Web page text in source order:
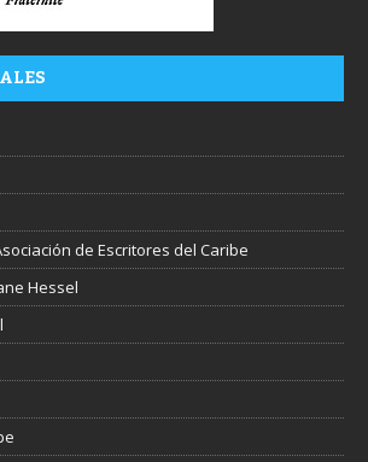
de Escritores del Caribe
Hessel